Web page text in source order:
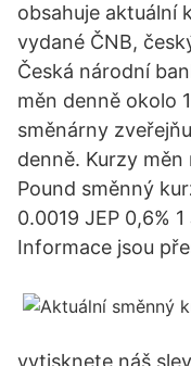
obsahuje aktuální
vydané ČNB,
Česká národní
měn denně okolo
směnárny
denně. Kurzy
Pound směnný
0.0019 JEP 0,6%
Informace jsou
vytisknete náš